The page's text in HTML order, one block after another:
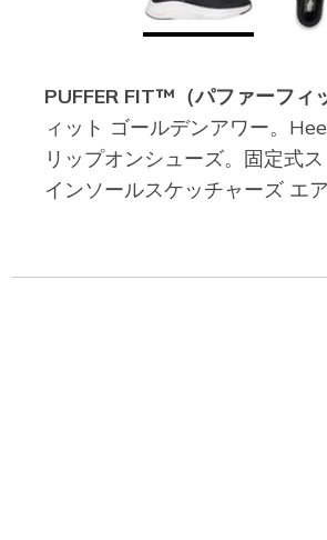
PUFFER FIT™（パファーフィ
ィット ゴールデンアワー。
リップオンシューズ。固定式
インソールスケッチャーズ エ